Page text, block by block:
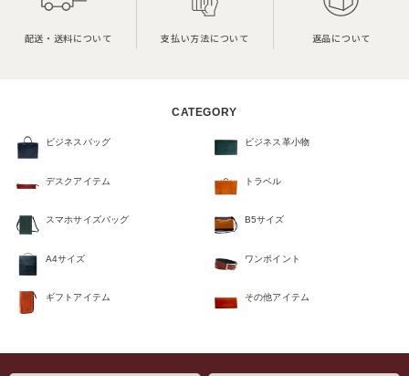
配送・送料について 支払い方法について 返品について
CATEGORY
ビジネスバッグ ビジネス革小物
デスクアイテム トラベル
スマホサイズバッグ B5サイズ
A4サイズ ワンポイント
ギフトアイテム その他アイテム